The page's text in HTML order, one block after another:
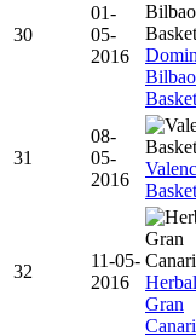
30
01-
05-
2016
Bilbao
Basket
31
08-
05-
2016
Basket
32
11-05-
2016
Gran